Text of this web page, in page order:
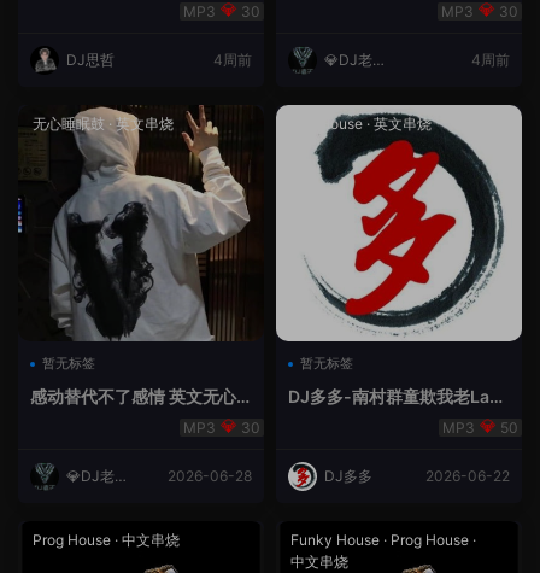
30
DJ思哲 4周前
30
💎DJ老王
4周前
无心睡眠鼓 ·英文串烧
暂无标签
感动替代不了感情 英文无心
睡眠睡-小明同学remix
30
💎DJ老王
2026-06-28
Lak House· 英文串烧
暂无标签
DJ多多-南村群童欺我老Lak
50
DJ多多 2026-06-22
Prog House · 中文串烧 Funky House · Prog House ·
中文串烧